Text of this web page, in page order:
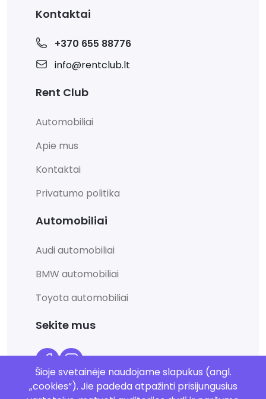
Kontaktai
+370 655 88776
info@rentclub.lt
Rent Club
Automobiliai
Apie mus
Kontaktai
Privatumo politika
Automobiliai
Audi automobiliai
BMW automobiliai
Toyota automobiliai
Sekite mus
Šioje svetainėje naudojame slapukus (angl.
„cookies“). Jie padeda atpažinti prisijungusius